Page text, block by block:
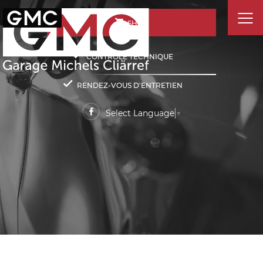
SHOP
CONTRÔLE TECHNIQUE
RENDEZ-VOUS D'ENTRETIEN
Select Language ▼